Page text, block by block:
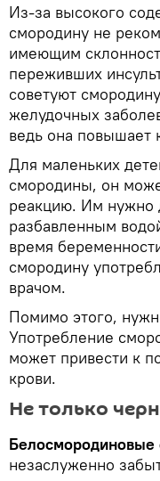
Из-за высокого
смородину не
имеющим
переживших
советуют
желудочных
ведь она повышает
Для маленьких
смородины, он
реакцию. Им нужно
разбавленным
время
смородину
врачом.
Помимо этого,
Употребление
может привести к
крови.
Не только
Белосмородиновые
незаслуженно